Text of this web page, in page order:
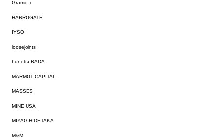
Gramicci
HARROGATE
IYSO
loosejoints
Lunetta BADA
MARMOT CAPITAL
MASSES
MINE USA
MIYAGIHIDETAKA
M&M